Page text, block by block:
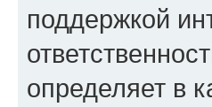
поддержкой
определяет в